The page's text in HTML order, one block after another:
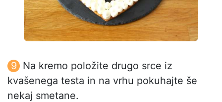
Na kremo položite drugo srce iz
kvašenega testa in na vrhu pokuhajte še
nekaj smetane.